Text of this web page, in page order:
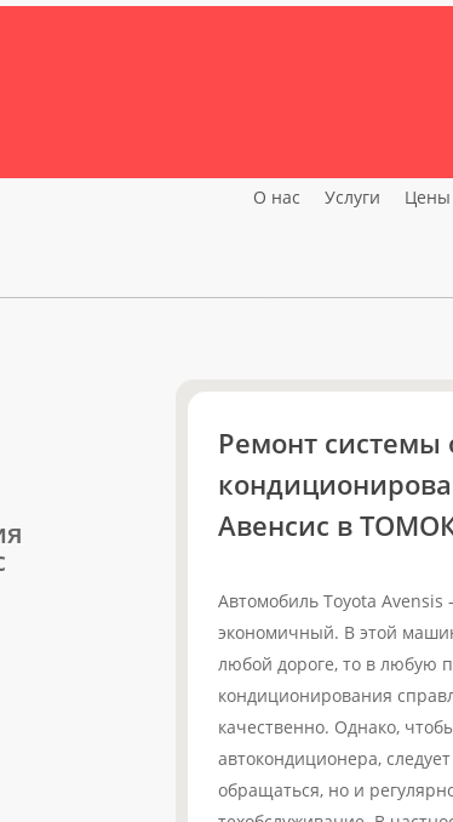
О нас
Услуги Цены
Ремонт системы
Авенсис в
Автомобиль Toyota
экономичный. В этой
любой дороге, то в любую
кондиционирования
качественно. Однако,
автокондиционера,
обращаться, но и